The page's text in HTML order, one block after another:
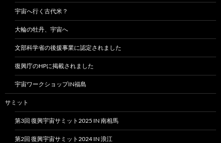
宇宙へ行く古代米？
大輪の牡丹、宇宙へ
文部科学省の後援事業に認定されました
復興庁のHPに掲載されました
宇宙ワークショップIN福島
サミット
第3回 復興宇宙サミット2025 IN 南相馬
第2回 復興宇宙サミット2024 IN 浪江